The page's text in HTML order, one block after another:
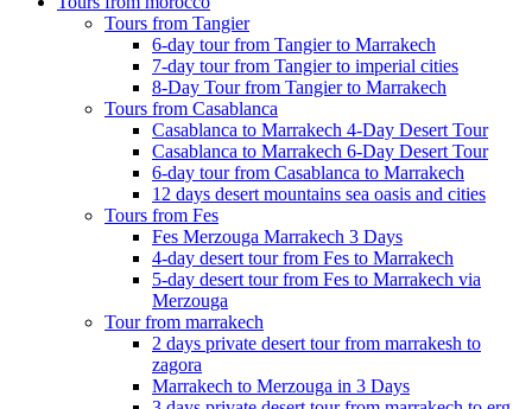
Tours from Tangier
6-day tour from Tangier to Marrakech
7-day tour from Tangier to imperial cities
8-Day Tour from Tangier to Marrakech
Tours from Casablanca
Casablanca to Marrakech 4-Day Desert Tour
Casablanca to Marrakech 6-Day Desert Tour
6-day tour from Casablanca to Marrakech
12 days desert mountains sea oasis and cities
Tours from Fes
Fes Merzouga Marrakech 3 Days
4-day desert tour from Fes to Marrakech
5-day desert tour from Fes to Marrakech via
Merzouga
Tour from marrakech
2 days private desert tour from marrakesh to
zagora
Marrakech to Merzouga in 3 Days